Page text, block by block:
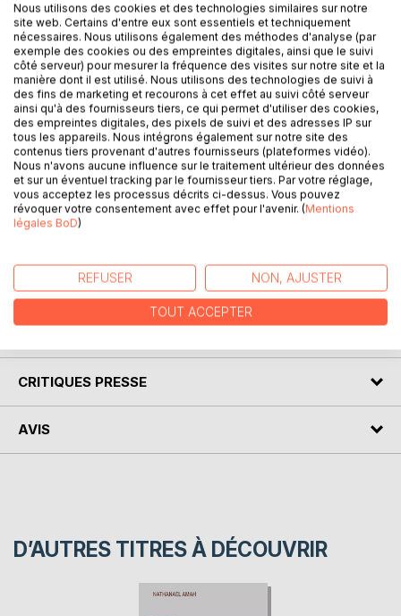
DESCRIPTION
« Il y a deux manières de combattre : l'une avec les lois
l'autre avec la force. La première est celle des hommes la
seconde celle des bêtes. Mais comme très souvent la
première ne suffit pas, il est besoin de recourir à la
seconde. »
Nicolas Machiavel (1513)
Pascal combat sa cousine Fyfé avec les moyens du bord.
Va t-il sortir victorieux de ce combat singulier ?
CRITIQUES PRESSE
AVIS
D’AUTRES TITRES À DÉCOUVRIR
Nous utilisons des cookies et des technologies similaires sur notre
site web. Certains d'entre eux sont essentiels et techniquement
nécessaires. Nous utilisons également des méthodes d'analyse (par
exemple des cookies ou des empreintes digitales, ainsi que le suivi
côté serveur) pour mesurer la fréquence des visites sur notre site et la
manière dont il est utilisé. Nous utilisons des technologies de suivi à
des fins de marketing et recourons à cet effet au suivi côté serveur
ainsi qu'à des fournisseurs tiers, ce qui permet d'utiliser des cookies,
des empreintes digitales, des pixels de suivi et des adresses IP sur
tous les appareils. Nous intégrons également sur notre site des
contenus tiers provenant d'autres fournisseurs (plateformes vidéo).
Nous n'avons aucune influence sur le traitement ultérieur des données
et sur un éventuel tracking par le fournisseur tiers. Par votre réglage,
vous acceptez les processus décrits ci-dessus. Vous pouvez
révoquer votre consentement avec effet pour l'avenir. (Mentions
légales BoD)
REFUSER NON, AJUSTER
TOUT ACCEPTER